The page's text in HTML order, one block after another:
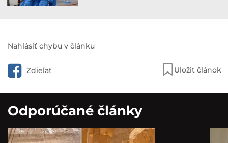
Nahlásiť chybu v článku
Zdieľať Uložiť článok
Odporúčané články